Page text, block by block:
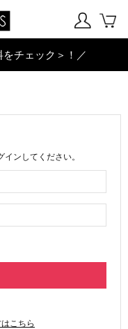
チェック＞！／
ンしてください。
こちら